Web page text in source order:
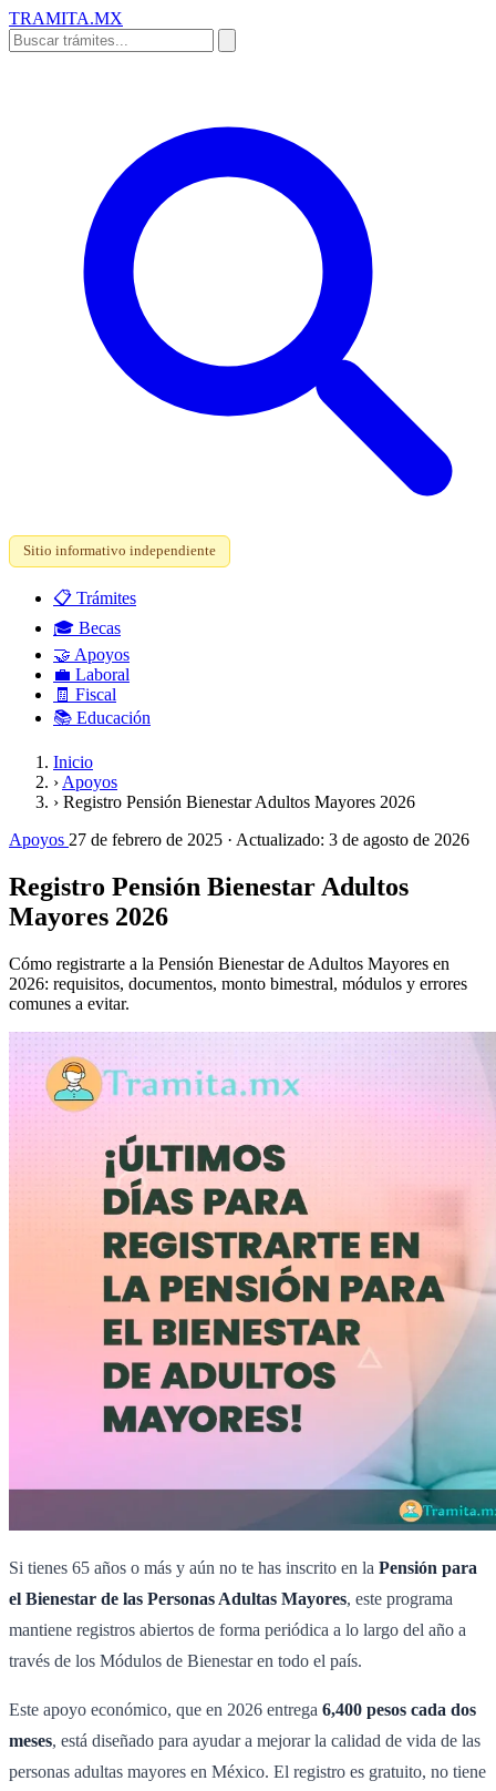
TRAMITA.MX
Sitio informativo independiente
📋 Trámites
🎓 Becas
🤝 Apoyos
💼 Laboral
🧾 Fiscal
📚 Educación
Inicio
› Apoyos
› Registro Pensión Bienestar Adultos Mayores 2026
Apoyos 27 de febrero de 2025 · Actualizado: 3 de agosto de 2026
Registro Pensión Bienestar Adultos
Mayores 2026
Cómo registrarte a la Pensión Bienestar de Adultos Mayores en
2026: requisitos, documentos, monto bimestral, módulos y errores
comunes a evitar.
Si tienes 65 años o más y aún no te has inscrito en la Pensión para
el Bienestar de las Personas Adultas Mayores, este programa
mantiene registros abiertos de forma periódica a lo largo del año a
través de los Módulos de Bienestar en todo el país.
Este apoyo económico, que en 2026 entrega 6,400 pesos cada dos
meses, está diseñado para ayudar a mejorar la calidad de vida de las
personas adultas mayores en México. El registro es gratuito, no tiene